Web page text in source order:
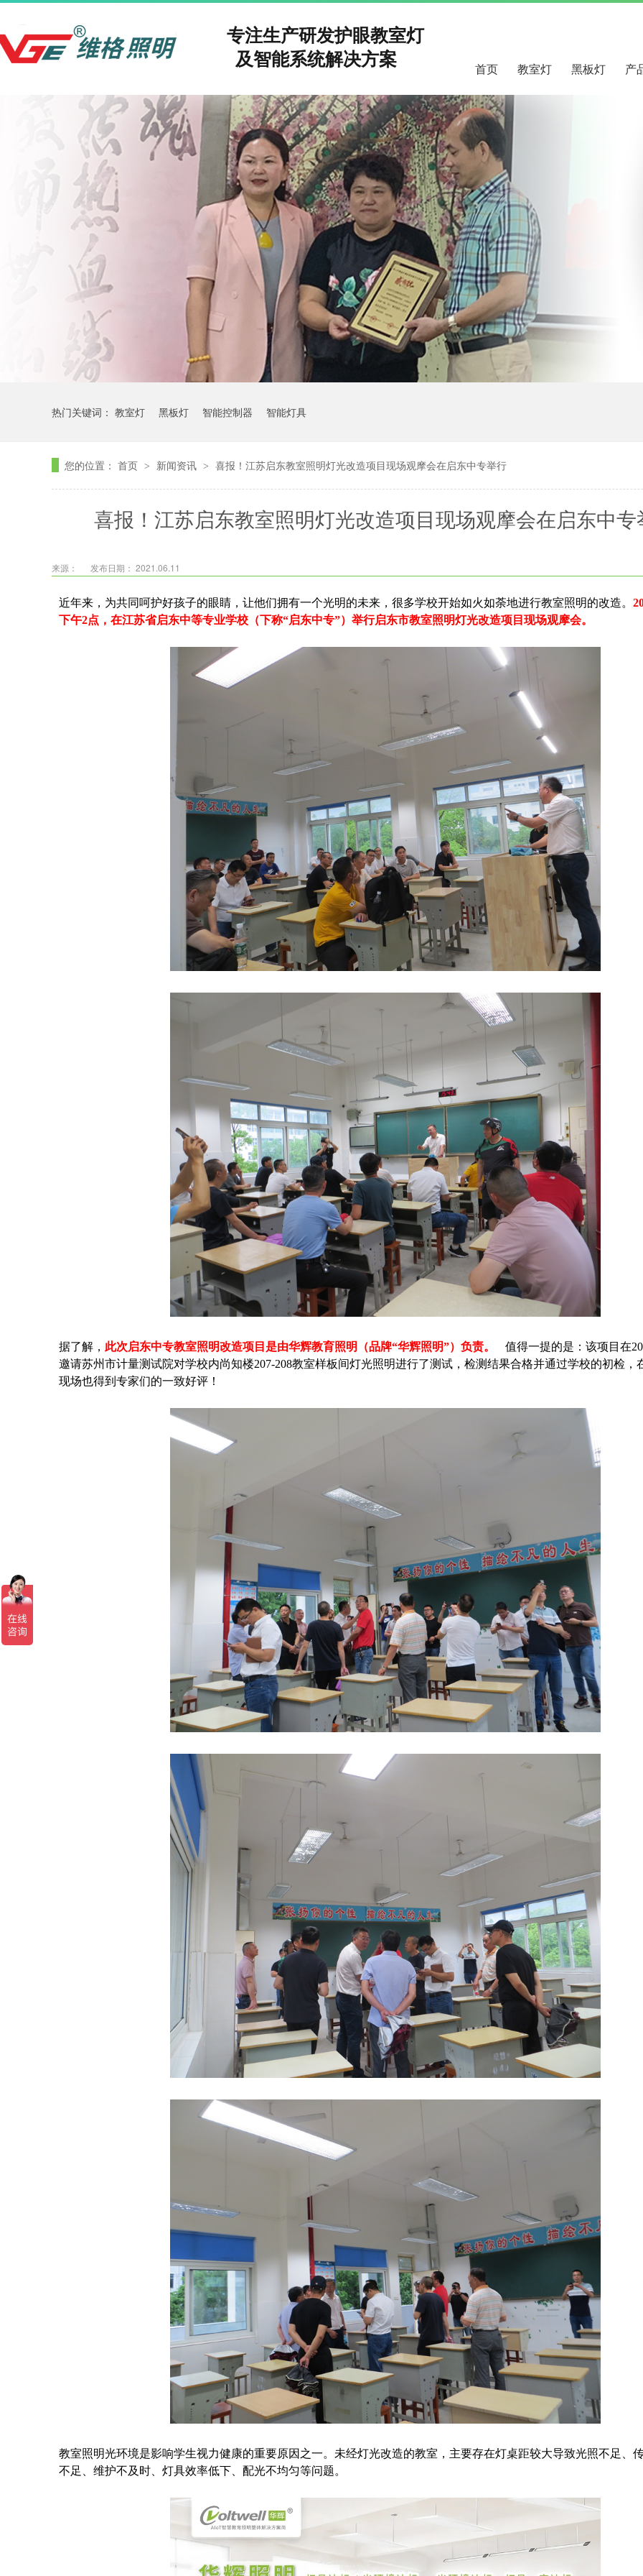
专注生产研发护眼教室灯
及智能系统解决方案
首页 教室灯 黑板灯 产
热门关键词： 教室灯 黑板灯 智能控制器 智能灯具
您的位置： 首页 > 新闻资讯 > 喜报！江苏启东教室照明灯光改造项目现场观摩会在启东中专举行
喜报！江苏启东教室照明灯光改造项目现场观摩会在启东中专
来源： 发布日期： 2021.06.11
近年来，为共同呵护好孩子的眼睛，让他们拥有一个光明的未来，很多学校开始如火如荼地进行教室照明的改造。
下午2点，在江苏省启东中等专业学校（下称“启东中专”）举行启东市教室照明灯光改造项目现场观摩会。
据了解， 此次启东中专教室照明改造项目是由华辉教育照明（品牌“华辉照明”）负责。
值得一提的是：该项目在
邀请苏州市计量测试院对学校内尚知楼207-208教室样板间灯光照明进行了测试，检测结果合格并通过学校的初检，
现场也得到专家们的一致好评！
教室照明光环境是影响学生视力健康的重要原因之一。未经灯光改造的教室，主要存在灯桌距较大导致光照不足、
不足、维护不及时、灯具效率低下、配光不均匀等问题。